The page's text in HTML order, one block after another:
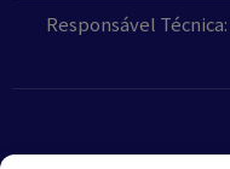
Responsável